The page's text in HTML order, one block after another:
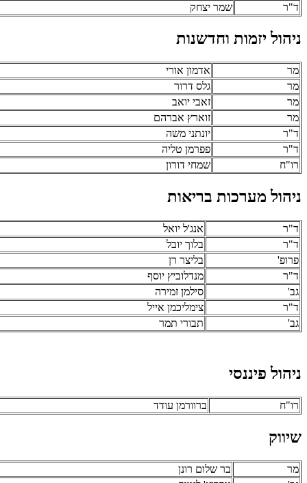
ד"ר
שמר יצחק
ניהול יזמות וחדשנות
מר
אדמון אורי
מר
גלס דרור
מר
זאבי יואב
מר
זוארץ אברהם
ד"ר
יונתני משה
ד"ר
פפרמן טליה
רו"ח
שמחי דורון
ניהול מערכות בריאות
ד"ר
אנג'ל יואל
ד"ר
בלוך יובל
פרופ'
בליצר רן
ד"ר
מנדלוביץ יוסף
גב'
סילמן זמירה
ד"ר
צימליכמן אייל
גב'
תבורי תמר
ניהול פיננסי
רו"ח ברוורמן עודד
שיווק
מר
בר שלום רונן